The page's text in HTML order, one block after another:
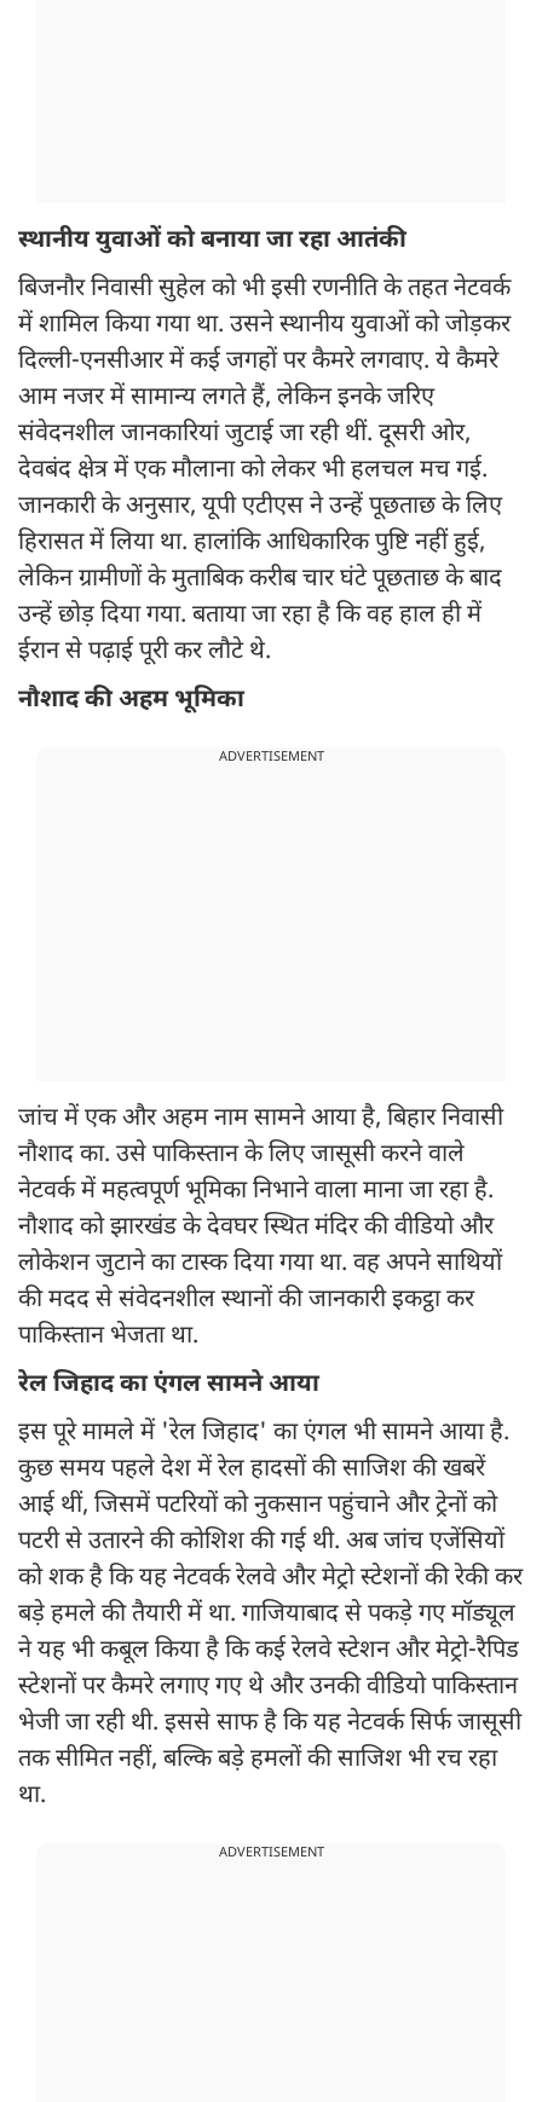
स्थानीय युवाओं को बनाया जा रहा आतंकी
बिजनौर निवासी सुहेल को भी इसी रणनीति के तहत नेटवर्क
में शामिल किया गया था. उसने स्थानीय युवाओं को जोड़कर
दिल्ली-एनसीआर में कई जगहों पर कैमरे लगवाए. ये कैमरे
आम नजर में सामान्य लगते हैं, लेकिन इनके जरिए
संवेदनशील जानकारियां जुटाई जा रही थीं. दूसरी ओर,
देवबंद क्षेत्र में एक मौलाना को लेकर भी हलचल मच गई.
जानकारी के अनुसार, यूपी एटीएस ने उन्हें पूछताछ के लिए
हिरासत में लिया था. हालांकि आधिकारिक पुष्टि नहीं हुई,
लेकिन ग्रामीणों के मुताबिक करीब चार घंटे पूछताछ के बाद
उन्हें छोड़ दिया गया. बताया जा रहा है कि वह हाल ही में
ईरान से पढ़ाई पूरी कर लौटे थे.
नौशाद की अहम भूमिका
ADVERTISEMENT
जांच में एक और अहम नाम सामने आया है, बिहार निवासी
नौशाद का. उसे पाकिस्तान के लिए जासूसी करने वाले
नेटवर्क में महत्वपूर्ण भूमिका निभाने वाला माना जा रहा है.
नौशाद को झारखंड के देवघर स्थित मंदिर की वीडियो और
लोकेशन जुटाने का टास्क दिया गया था. वह अपने साथियों
की मदद से संवेदनशील स्थानों की जानकारी इकट्ठा कर
पाकिस्तान भेजता था.
रेल जिहाद का एंगल सामने आया
इस पूरे मामले में 'रेल जिहाद' का एंगल भी सामने आया है.
कुछ समय पहले देश में रेल हादसों की साजिश की खबरें
आई थीं, जिसमें पटरियों को नुकसान पहुंचाने और ट्रेनों को
पटरी से उतारने की कोशिश की गई थी. अब जांच एजेंसियों
को शक है कि यह नेटवर्क रेलवे और मेट्रो स्टेशनों की रेकी कर
बड़े हमले की तैयारी में था. गाजियाबाद से पकड़े गए मॉड्यूल
ने यह भी कबूल किया है कि कई रेलवे स्टेशन और मेट्रो-रैपिड
स्टेशनों पर कैमरे लगाए गए थे और उनकी वीडियो पाकिस्तान
भेजी जा रही थी. इससे साफ है कि यह नेटवर्क सिर्फ जासूसी
तक सीमित नहीं, बल्कि बड़े हमलों की साजिश भी रच रहा
था.
ADVERTISEMENT